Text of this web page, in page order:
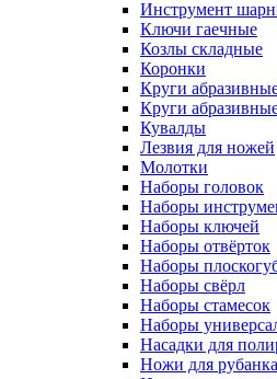
Инструмент
Ключи гаечные
Козлы складные
Коронки
Круги
Круги
Кувалды
Лезвия для ножей
Молотки
Наборы головок
Наборы
Наборы ключей
Наборы отвёрток
Наборы
Наборы свёрл
Наборы стамесок
Наборы
Насадки для
Ножи для